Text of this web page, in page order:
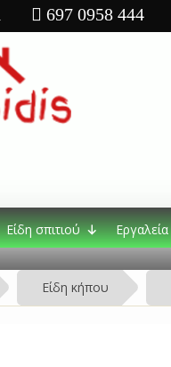
697 0958 444
Είδη σπιτιού Εργαλεία
Είδη κήπου